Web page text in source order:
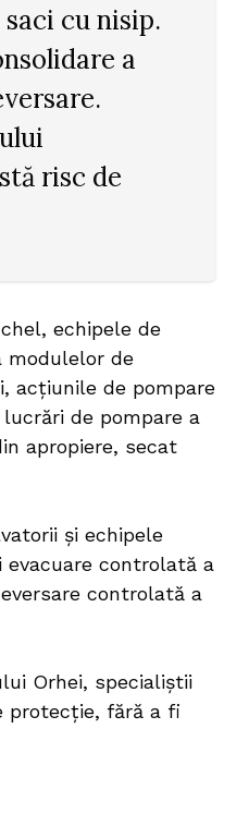
cu nisip.
a
risc de
echipele de
modulelor de
acțiunile de pompare
de pompare a
apropiere, secat
și echipele
controlată a
controlată a
Orhei, specialiștii
protecție, fără a fi